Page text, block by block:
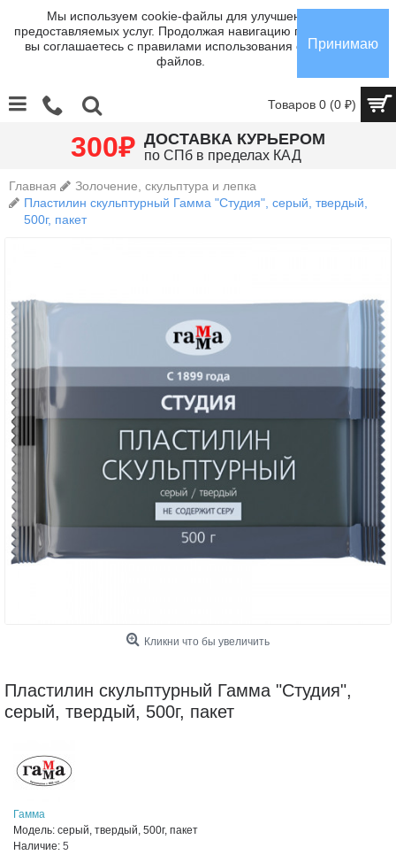
Мы используем cookie-файлы для улучшения
предоставляемых услуг. Продолжая навигацию по сайту,
вы соглашаетесь с правилами использования cookie-
файлов.
Принимаю
Товаров 0 (0 ₽)
300₽ ДОСТАВКА КУРЬЕРОМ
по СПб в пределах КАД
Главная
Золочение, скульптура и лепка
Пластилин скульптурный Гамма "Студия", серый, твердый,
500г, пакет
Кликни что бы увеличить
Пластилин скульптурный Гамма "Студия",
серый, твердый, 500г, пакет
Гамма
Модель: серый, твердый, 500г, пакет
Наличие: 5